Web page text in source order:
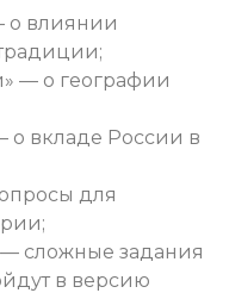
о влиянии
— о географии
о вкладе России в
для
— сложные задания
в версию